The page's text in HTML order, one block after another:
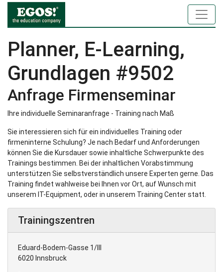
Planner, E-Learning,
Grundlagen #9502
Anfrage Firmenseminar
Ihre individuelle Seminaranfrage - Training nach Maß
Sie interessieren sich für ein individuelles Training oder
firmeninterne Schulung? Je nach Bedarf und Anforderungen
können Sie die Kursdauer sowie inhaltliche Schwerpunkte des
Trainings bestimmen. Bei der inhaltlichen Vorabstimmung
unterstützen Sie selbstverständlich unsere Experten gerne. Das
Training findet wahlweise bei Ihnen vor Ort, auf Wunsch mit
unserem IT-Equipment, oder in unserem Training Center statt.
Trainingszentren
Eduard-Bodem-Gasse 1/III
6020 Innsbruck